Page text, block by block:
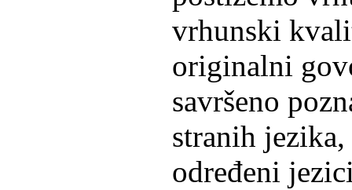
vrhunski
originalni
savršeno
stranih
određeni